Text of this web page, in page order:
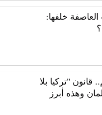
خلفها:
"تركيا بلا
وهذه أبرز